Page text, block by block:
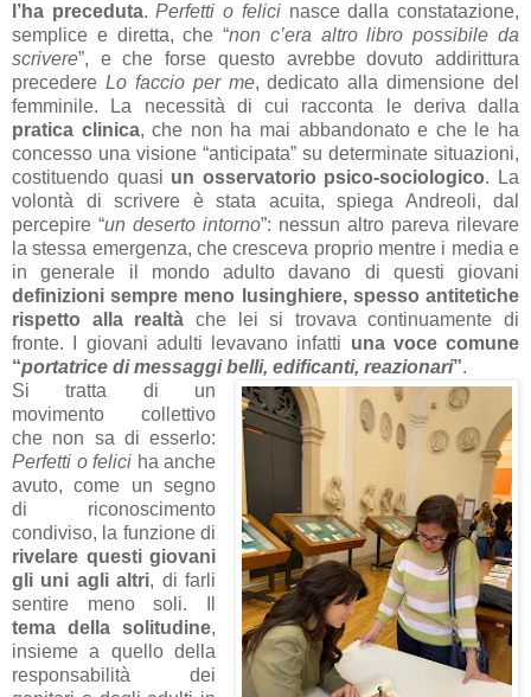
l’ha preceduta.Perfetti o felicinasce dalla constatazione,
semplice e diretta, che “non c’era altro libro possibile da
scrivere”, e che forse questo avrebbe dovuto addirittura
precedere Lo faccio per me, dedicato alla dimensione del
femminile. La necessità di cui racconta le deriva dalla
pratica clinica, che non ha mai abbandonato e che le ha
concesso una visione “anticipata” su determinate situazioni,
costituendo quasi un osservatorio psico-sociologico. La
volontà di scrivere è stata acuita, spiega Andreoli, dal
percepire “un deserto intorno”: nessun altro pareva rilevare
la stessa emergenza, che cresceva proprio mentre i media e
in generale il mondo adulto davano di questi giovani
definizioni sempre meno lusinghiere, spesso antitetiche
rispetto alla realtà che lei si trovava continuamente di
fronte. I giovani adulti levavano infatti una voce comune
“portatrice di messaggi belli, edificanti, reazionari”.
Si tratta di un
movimento collettivo
che non sa di esserlo:
Perfetti o felici ha anche
avuto, come un segno
di riconoscimento
condiviso, la funzione di
rivelare questi giovani
gli uni agli altri, di farli
sentire meno soli. Il
tema della solitudine,
insieme a quello della
responsabilità dei